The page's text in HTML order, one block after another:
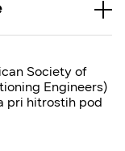
Society of
Engineers)
pri hitrostih pod